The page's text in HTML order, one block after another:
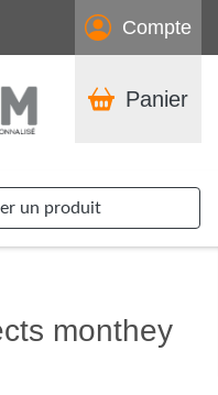
Compte
Panier
un produit
monthey